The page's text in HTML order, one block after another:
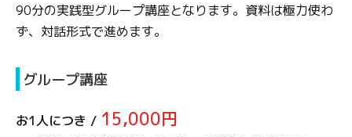
90分の実践型グループ講座となります。資料は極力使わ
ず、対話形式で進めます。
グループ講座
お1人につき / 15,000円